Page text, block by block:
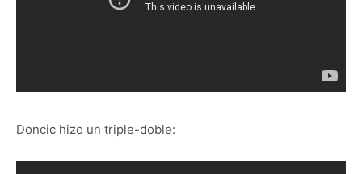
Doncic hizo un triple-doble: